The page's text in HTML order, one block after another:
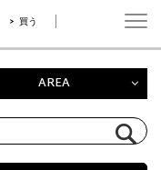
買う
AREA